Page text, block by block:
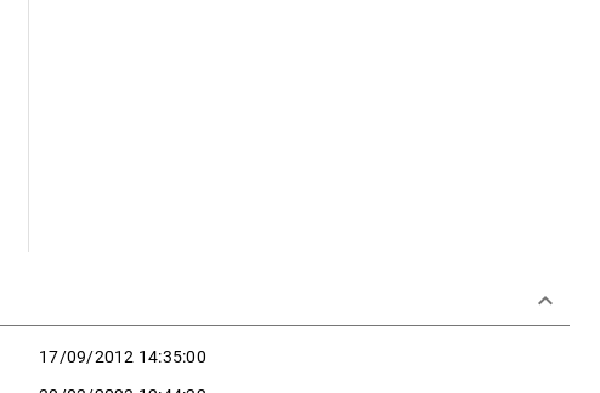
keyboard_arrow_down
17/09/2012 14:35:00